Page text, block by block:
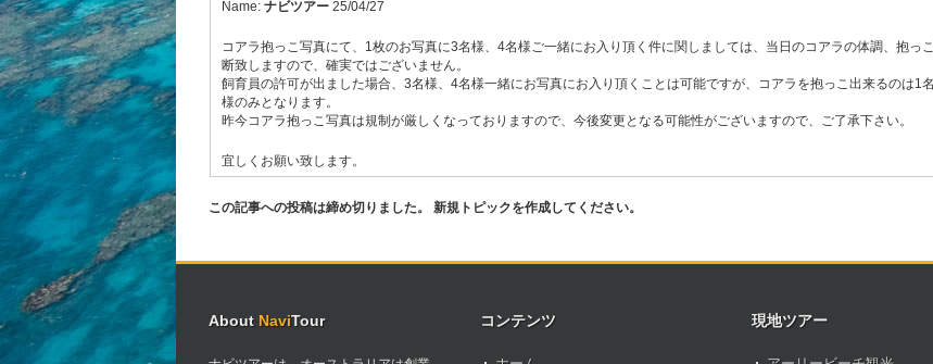
Name: ナビツアー 25/04/27
コアラ抱っこ写真にて、1枚のお写真に3名様、4名様ご一緒にお入り頂く件に関しましては、当日のコアラの体調、抱っ
断致しますので、確実ではございません。
飼育員の許可が出ました場合、3名様、4名様一緒にお写真にお入り頂くことは可能ですが、コアラを抱っこ出来るのは1
様のみとなります。
昨今コアラ抱っこ写真は規制が厳しくなっておりますので、今後変更となる可能性がございますので、ご了承下さい。
宜しくお願い致します。
この記事への投稿は締め切りました。 新規トピックを作成してください。
About NaviTour コンテンツ 現地ツアー